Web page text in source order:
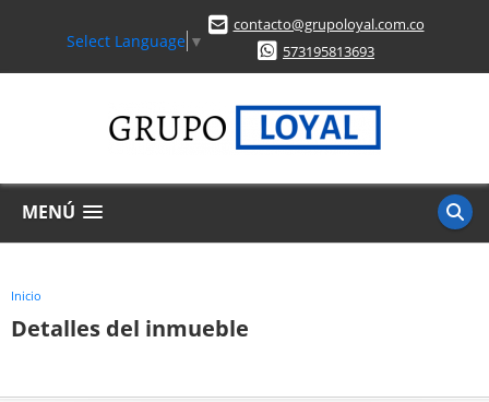
Select Language ▼
contacto@grupoloyal.com.co
573195813693
MENÚ
Inicio
Detalles del inmueble